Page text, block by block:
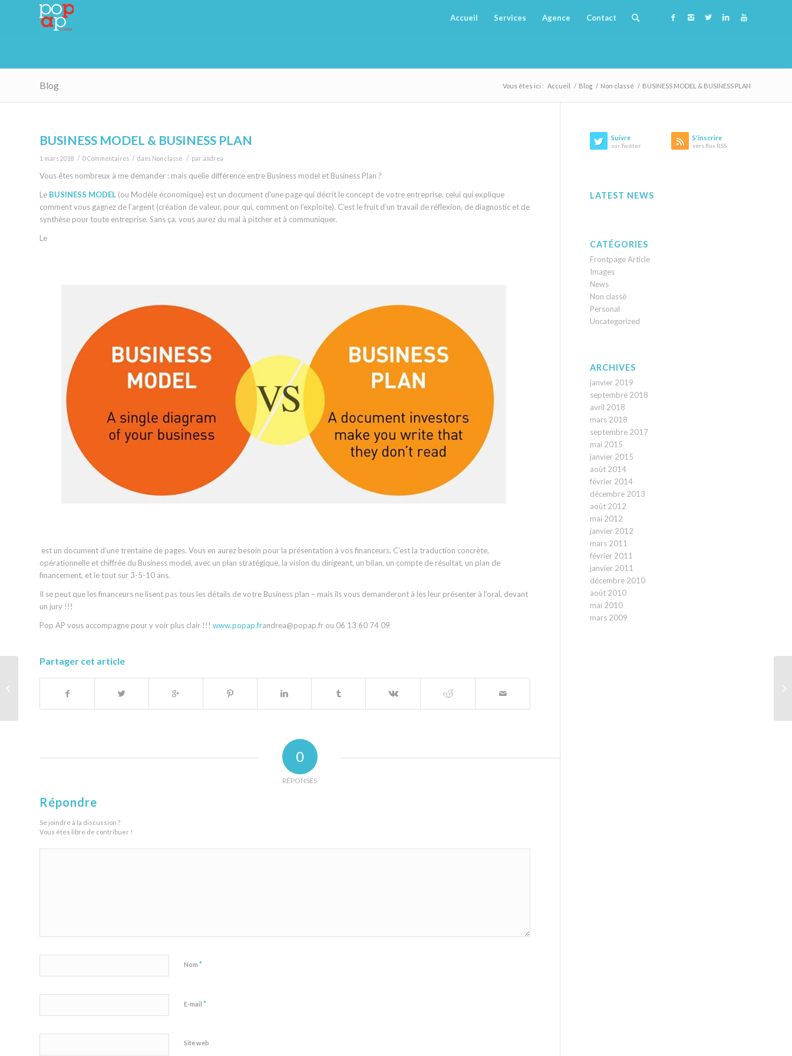
Accueil Services Agence Contact
Blog Vous êtes ici : Accueil / Blog / Non classé / BUSINESS MODEL & BUSINESS PLAN
BUSINESS MODEL & BUSINESS PLAN
1 mars 2018 / 0 Commentaires / dans Non classé / par andrea
Vous êtes nombreux à me demander : mais quelle différence entre Business model et Business Plan ?
Le BUSINESS MODEL (ou Modèle économique) est un document d’une page qui décrit le concept de votre entreprise, celui qui explique
comment vous gagnez de l’argent (création de valeur, pour qui, comment on l’exploite). C’est le fruit d’un travail de réflexion, de diagnostic et de
synthèse pour toute entreprise. Sans ça, vous aurez du mal à pitcher et à communiquer.
Le
est un document d’une trentaine de pages. Vous en aurez besoin pour la présentation à vos financeurs. C’est la traduction concrète,
opérationnelle et chiffrée du Business model, avec un plan stratégique, la vision du dirigeant, un bilan, un compte de résultat, un plan de
financement, et le tout sur 3-5-10 ans.
Il se peut que les financeurs ne lisent pas tous les détails de votre Business plan – mais ils vous demanderont à les leur présenter à l’oral, devant
un jury !!!
Pop AP vous accompagne pour y voir plus clair !!! www.popap.frandrea@popap.fr ou 06 13 60 74 09
Partager cet article
0
RÉPONSES
Répondre
Se joindre à la discussion ?
Vous êtes libre de contribuer !
Nom *
E-mail *
Site web
Suivre
sur Twitter
S'inscrire
vers flux RSS
LATEST NEWS
CATÉGORIES
Frontpage Article
Images
News
Non classé
Personal
Uncategorized
ARCHIVES
janvier 2019
septembre 2018
avril 2018
mars 2018
septembre 2017
mai 2015
janvier 2015
août 2014
février 2014
décembre 2013
août 2012
mai 2012
janvier 2012
mars 2011
février 2011
janvier 2011
décembre 2010
août 2010
mai 2010
mars 2009
BUSINESS N’EST...